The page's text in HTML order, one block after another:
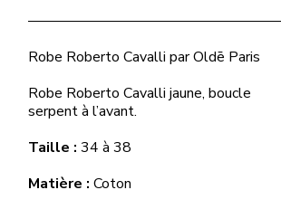
Robe Roberto CavalliparOldē Paris
Robe Roberto Cavalli jaune, boucle
serpent à l’avant.
Taille : 34 à 38
Matière : Coton